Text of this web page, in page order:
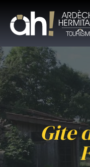
Gite